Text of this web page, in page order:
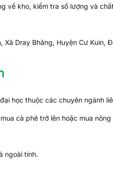
về kho, kiểm tra số lượng và
Xã Dray Bhăng, Huyện Cư Kuin,
học thuộc các chuyên ngành
cà phê trở lên hoặc mua nông
ngoài tỉnh.